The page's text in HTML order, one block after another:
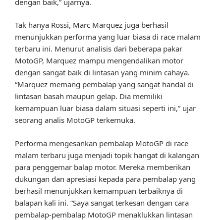
Tak hanya Rossi, Marc Marquez juga berhasil
menunjukkan performa yang luar biasa di race malam
terbaru ini. Menurut analisis dari beberapa pakar
MotoGP, Marquez mampu mengendalikan motor
dengan sangat baik di lintasan yang minim cahaya.
“Marquez memang pembalap yang sangat handal di
lintasan basah maupun gelap. Dia memiliki
kemampuan luar biasa dalam situasi seperti ini,” ujar
seorang analis MotoGP terkemuka.
Performa mengesankan pembalap MotoGP di race
malam terbaru juga menjadi topik hangat di kalangan
para penggemar balap motor. Mereka memberikan
dukungan dan apresiasi kepada para pembalap yang
berhasil menunjukkan kemampuan terbaiknya di
balapan kali ini. “Saya sangat terkesan dengan cara
pembalap-pembalap MotoGP menaklukkan lintasan